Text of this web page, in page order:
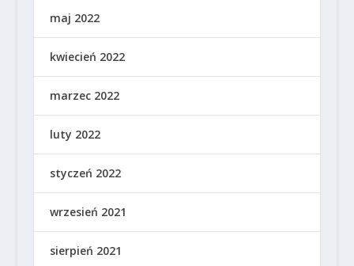
maj 2022
kwiecień 2022
marzec 2022
luty 2022
styczeń 2022
wrzesień 2021
sierpień 2021